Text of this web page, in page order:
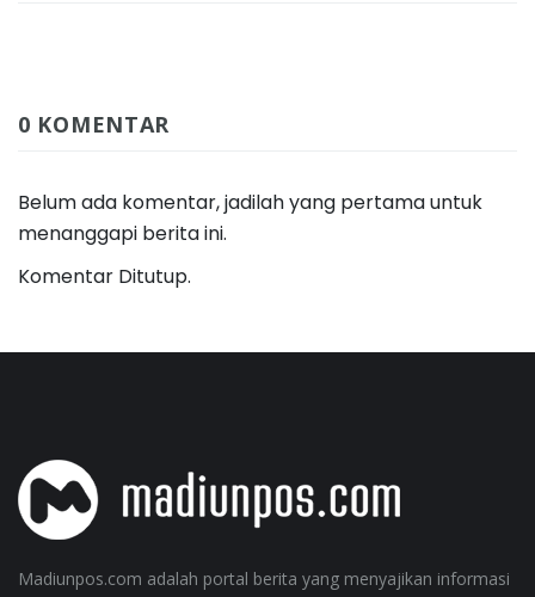
0 KOMENTAR
Belum ada komentar, jadilah yang pertama untuk
menanggapi berita ini.
Komentar Ditutup.
Madiunpos.com adalah portal berita yang menyajikan informasi